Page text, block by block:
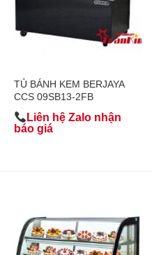
TỦ BÁNH KEM BERJAYA
CCS 09SB13-2FB
Liên hệ Zalo nhận
báo giá